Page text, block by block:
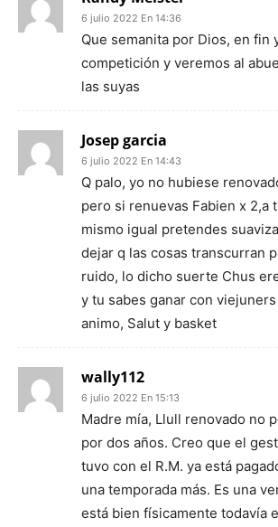
6 julio 2022 En 14:36
Que semanita por Dios, en fin
competición y veremos al
las suyas
Josep garcia
6 julio 2022 En 14:43
Q palo, yo no hubiese
pero si renuevas Fabien x 2,a
mismo igual pretendes
dejar q las cosas transcurran
ruido, lo dicho suerte Chus
y tu sabes ganar con
animo, Salut y basket
wally112
6 julio 2022 En 15:13
Madre mía, Llull renovado no
por dos años. Creo que el
tuvo con el R.M. ya está
una temporada más. Es una
está bien físicamente todavía